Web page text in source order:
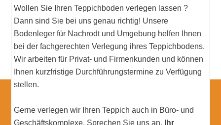
Wollen Sie Ihren Teppichboden verlegen lassen ?
Dann sind Sie bei uns genau richtig! Unsere
Bodenleger für Nachrodt und Umgebung helfen Ihnen
bei der fachgerechten Verlegung ihres Teppichbodens.
Wir arbeiten für Privat- und Firmenkunden und können
Ihnen kurzfristige Durchführungstermine zu Verfügung
stellen.
Gerne verlegen wir Ihren Teppich auch in Büro- und
Geschäftskomplexe. Sprechen Sie uns an.
Ihr